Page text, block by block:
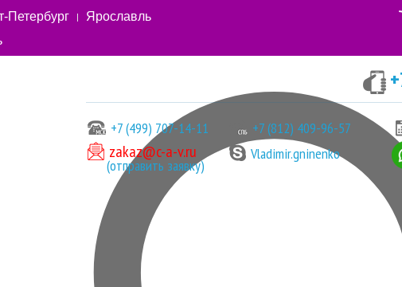
Петербург
Ярославль
+7 (499) 707-14-11 +7 (812) 409-96-57
zakaz@c-a-v.ru
(отправить заявку)
Vladimir.gninenko